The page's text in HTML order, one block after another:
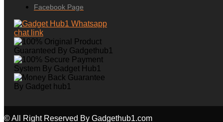
Facebook Page
© All Right Reserved By Gadgethub1.com